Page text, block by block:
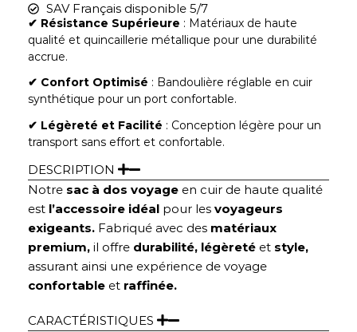
SAV Français disponible 5/7
✔︎ Résistance Supérieure : Matériaux de haute
qualité et quincaillerie métallique pour une durabilité
accrue.
✔︎ Confort Optimisé : Bandoulière réglable en cuir
synthétique pour un port confortable.
✔︎ Légèreté et Facilité : Conception légère pour un
transport sans effort et confortable.
DESCRIPTION
Notre sac à dos voyage en cuir de haute qualité
est l’accessoire idéal pour les voyageurs
exigeants. Fabriqué avec des matériaux
premium, il offre durabilité, légèreté et style,
assurant ainsi une expérience de voyage
confortable et raffinée.
CARACTÉRISTIQUES